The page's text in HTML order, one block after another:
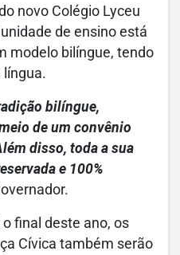
novo Colégio Lyceu
de ensino está
modelo bilíngue, tendo
língua.
bilíngue,
de um convênio
disso, toda a sua
e 100%
final deste ano, os
Cívica também serão